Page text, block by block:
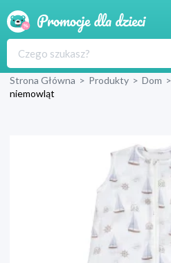
Blog
Strona Główna > Produkty > Dom >
niemowląt